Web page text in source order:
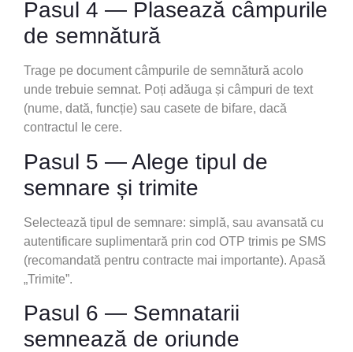
Pasul 4 — Plasează câmpurile
de semnătură
Trage pe document câmpurile de semnătură acolo
unde trebuie semnat. Poți adăuga și câmpuri de text
(nume, dată, funcție) sau casete de bifare, dacă
contractul le cere.
Pasul 5 — Alege tipul de
semnare și trimite
Selectează tipul de semnare: simplă, sau avansată cu
autentificare suplimentară prin cod OTP trimis pe SMS
(recomandată pentru contracte mai importante). Apasă
„Trimite”.
Pasul 6 — Semnatarii
semnează de oriunde